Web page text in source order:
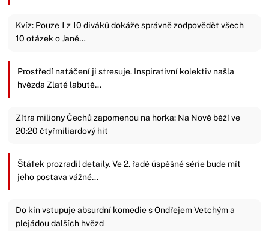
Kvíz: Pouze 1 z 10 diváků dokáže správně zodpovědět všech
10 otázek o Janě…
Prostředí natáčení ji stresuje. Inspirativní kolektiv našla
hvězda Zlaté labutě…
Zítra miliony Čechů zapomenou na horka: Na Nově běží ve
20:20 čtyřmiliardový hit
Štáfek prozradil detaily. Ve 2. řadě úspěšné série bude mít
jeho postava vážné…
Do kin vstupuje absurdní komedie s Ondřejem Vetchým a
plejádou dalších hvězd